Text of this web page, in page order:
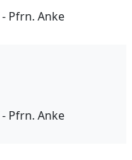
Pfrn. Anke
Pfrn. Anke